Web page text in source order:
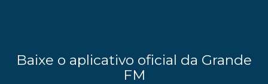
Baixe o aplicativo oficial da Grande
FM